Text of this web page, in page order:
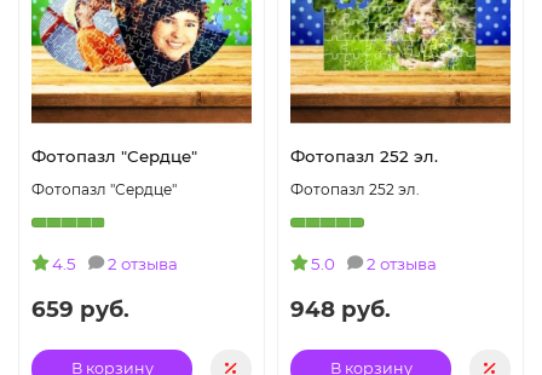
Фотопазл "Сердце"
Фотопазл "Сердце"
4.5 2 отзыва
659 руб.
В корзину
Фотопазл 252 эл.
Фотопазл 252 эл.
5.0 2 отзыва
948 руб.
В корзину